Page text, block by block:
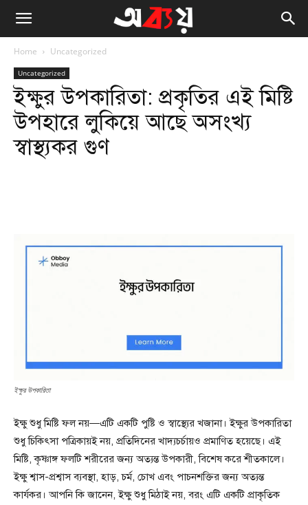
Home Uncategorized
Uncategorized
ইক্ষুর উপকারিতা: প্রকৃতির এই মিষ্টি
উপহারে লুকিয়ে আছে অসংখ্য
স্বাস্থ্যকর গুণ
ইক্ষুর উপকারিতা
ইক্ষু শুধু মিষ্টি ফল নয়—এটি একটি পুষ্টি ও স্বাস্থ্যের খজানা। ইক্ষুর উপকারিতা
শুধু চিকিৎসা পত্রিকায়ই নয়, প্রতিদিনের খাদ্যচর্চায়ও প্রমাণিত হয়েছে। এই
মিষ্টি, কৃষ্ণাঙ্গ ফলটি শরীরের জন্য অত্যন্ত উপকারী, বিশেষ করে শীতকালে।
ইক্ষু শ্বাস-প্রশ্বাস ব্যবস্থা, হাড়, চর্ম, চোখ এবং পাচনশক্তির জন্য অত্যন্ত
কার্যকর। আপনি কি জানেন, ইক্ষু শুধু মিঠাই নয়, বরং এটি একটি প্রাকৃতিক